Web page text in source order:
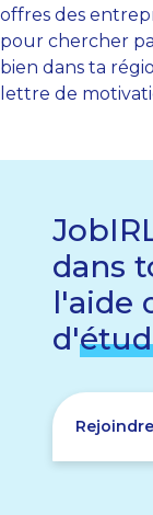
offres des
pour chercher
bien dans ta
lettre de
dans
l'aide
d'